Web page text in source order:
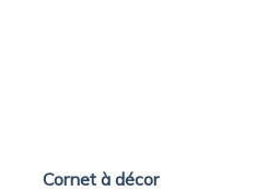
Cornet à décor